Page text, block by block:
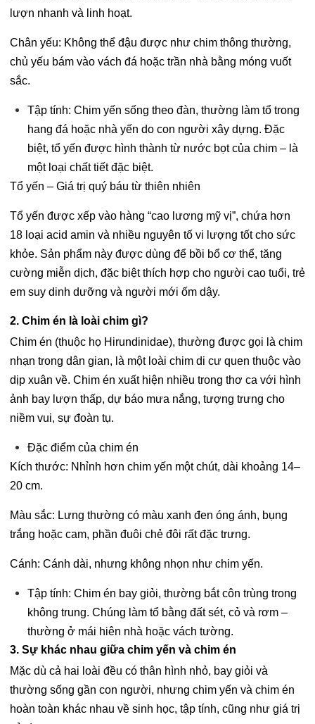
lượn nhanh và linh hoạt.
Chân yếu: Không thể đậu được như chim thông thường,
chủ yếu bám vào vách đá hoặc trần nhà bằng móng vuốt
sắc.
Tập tính: Chim yến sống theo đàn, thường làm tổ trong
hang đá hoặc nhà yến do con người xây dựng. Đặc
biệt, tổ yến được hình thành từ nước bọt của chim – là
một loại chất tiết đặc biệt.
Tổ yến – Giá trị quý báu từ thiên nhiên
Tổ yến được xếp vào hàng “cao lương mỹ vị”, chứa hơn
18 loại acid amin và nhiều nguyên tố vi lượng tốt cho sức
khỏe. Sản phẩm này được dùng để bồi bổ cơ thể, tăng
cường miễn dịch, đặc biệt thích hợp cho người cao tuổi, trẻ
em suy dinh dưỡng và người mới ốm dậy.
2. Chim én là loài chim gì?
Chim én (thuộc họ Hirundinidae), thường được gọi là chim
nhạn trong dân gian, là một loài chim di cư quen thuộc vào
dịp xuân về. Chim én xuất hiện nhiều trong thơ ca với hình
ảnh bay lượn thấp, dự báo mưa nắng, tượng trưng cho
niềm vui, sự đoàn tụ.
Đặc điểm của chim én
Kích thước: Nhỉnh hơn chim yến một chút, dài khoảng 14–
20 cm.
Màu sắc: Lưng thường có màu xanh đen óng ánh, bụng
trắng hoặc cam, phần đuôi chẻ đôi rất đặc trưng.
Cánh: Cánh dài, nhưng không nhọn như chim yến.
Tập tính: Chim én bay giỏi, thường bắt côn trùng trong
không trung. Chúng làm tổ bằng đất sét, cỏ và rơm –
thường ở mái hiên nhà hoặc vách tường.
3. Sự khác nhau giữa chim yến và chim én
Mặc dù cả hai loài đều có thân hình nhỏ, bay giỏi và
thường sống gần con người, nhưng chim yến và chim én
hoàn toàn khác nhau về sinh học, tập tính, cũng như giá trị